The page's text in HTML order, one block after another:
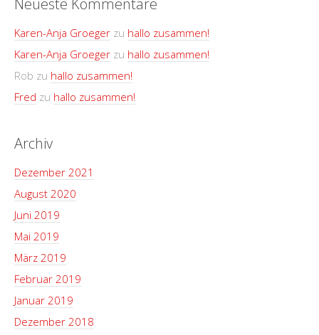
Neueste Kommentare
Karen-Anja Groeger zu hallo zusammen!
Karen-Anja Groeger zu hallo zusammen!
Rob zu hallo zusammen!
Fred zu hallo zusammen!
Archiv
Dezember 2021
August 2020
Juni 2019
Mai 2019
März 2019
Februar 2019
Januar 2019
Dezember 2018